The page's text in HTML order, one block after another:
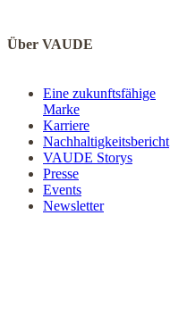
Über VAUDE
Eine zukunftsfähige
Marke
Karriere
Nachhaltigkeitsbericht
VAUDE Storys
Presse
Events
Newsletter